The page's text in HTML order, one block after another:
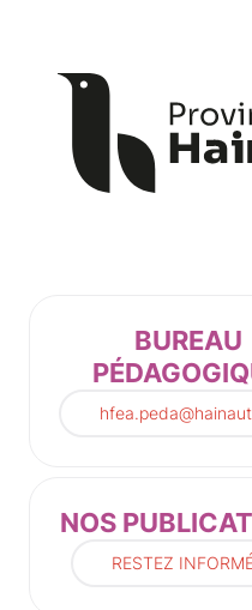
BUREAU
NOS
RESTEZ